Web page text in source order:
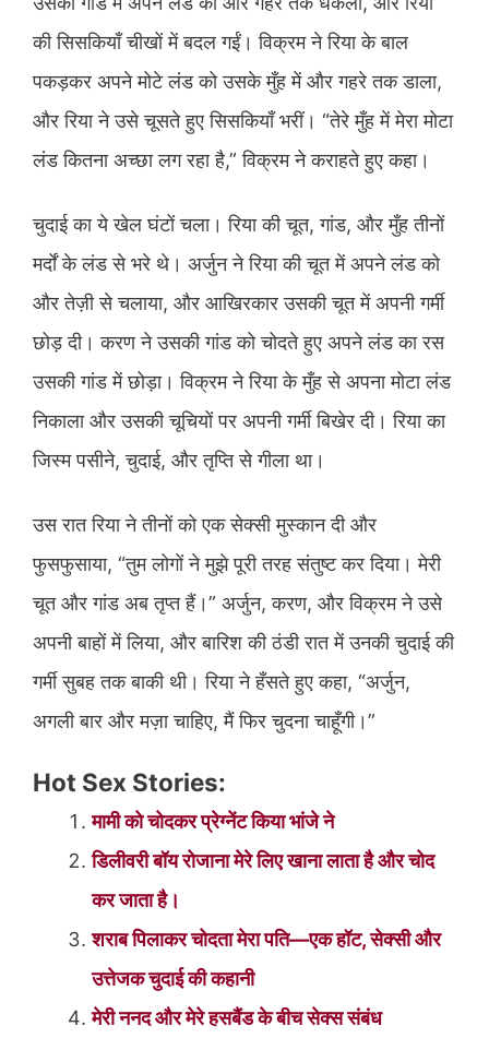
की सिसकियाँ चीखों में बदल गईं। विक्रम ने रिया के बाल
पकड़कर अपने मोटे लंड को उसके मुँह में और गहरे तक डाला,
और रिया ने उसे चूसते हुए सिसकियाँ भरीं। “तेरे मुँह में मेरा मोटा
लंड कितना अच्छा लग रहा है,” विक्रम ने कराहते हुए कहा।
चुदाई का ये खेल घंटों चला। रिया की चूत, गांड, और मुँह तीनों
मर्दों के लंड से भरे थे। अर्जुन ने रिया की चूत में अपने लंड को
और तेज़ी से चलाया, और आखिरकार उसकी चूत में अपनी गर्मी
छोड़ दी। करण ने उसकी गांड को चोदते हुए अपने लंड का रस
उसकी गांड में छोड़ा। विक्रम ने रिया के मुँह से अपना मोटा लंड
निकाला और उसकी चूचियों पर अपनी गर्मी बिखेर दी। रिया का
जिस्म पसीने, चुदाई, और तृप्ति से गीला था।
उस रात रिया ने तीनों को एक सेक्सी मुस्कान दी और
फुसफुसाया, “तुम लोगों ने मुझे पूरी तरह संतुष्ट कर दिया। मेरी
चूत और गांड अब तृप्त हैं।” अर्जुन, करण, और विक्रम ने उसे
अपनी बाहों में लिया, और बारिश की ठंडी रात में उनकी चुदाई की
गर्मी सुबह तक बाकी थी। रिया ने हँसते हुए कहा, “अर्जुन,
अगली बार और मज़ा चाहिए, मैं फिर चुदना चाहूँगी।”
Hot Sex Stories:
मामी को चोदकर प्रेग्नेंट किया भांजे ने
डिलीवरी बॉय रोजाना मेरे लिए खाना लाता है और चोद
कर जाता है।
शराब पिलाकर चोदता मेरा पति—एक हॉट, सेक्सी और
उत्तेजक चुदाई की कहानी
मेरी ननद और मेरे हसबैंड के बीच सेक्स संबंध